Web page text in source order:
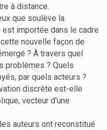
à distance.
que soulève la
importée dans le cadre
nouvelle façon de
? À travers quel
problèmes ? Quels
par quels acteurs ?
discrète est-elle
vecteur d'une
auteurs ont reconstitué